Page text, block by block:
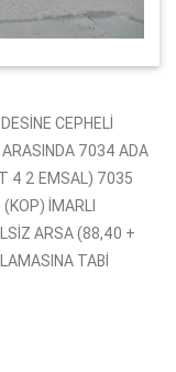
CEPHELİ
ARASINDA 7034 ADA
4 2 EMSAL) 7035
İMARLI
ARSA (88,40 +
TABİ